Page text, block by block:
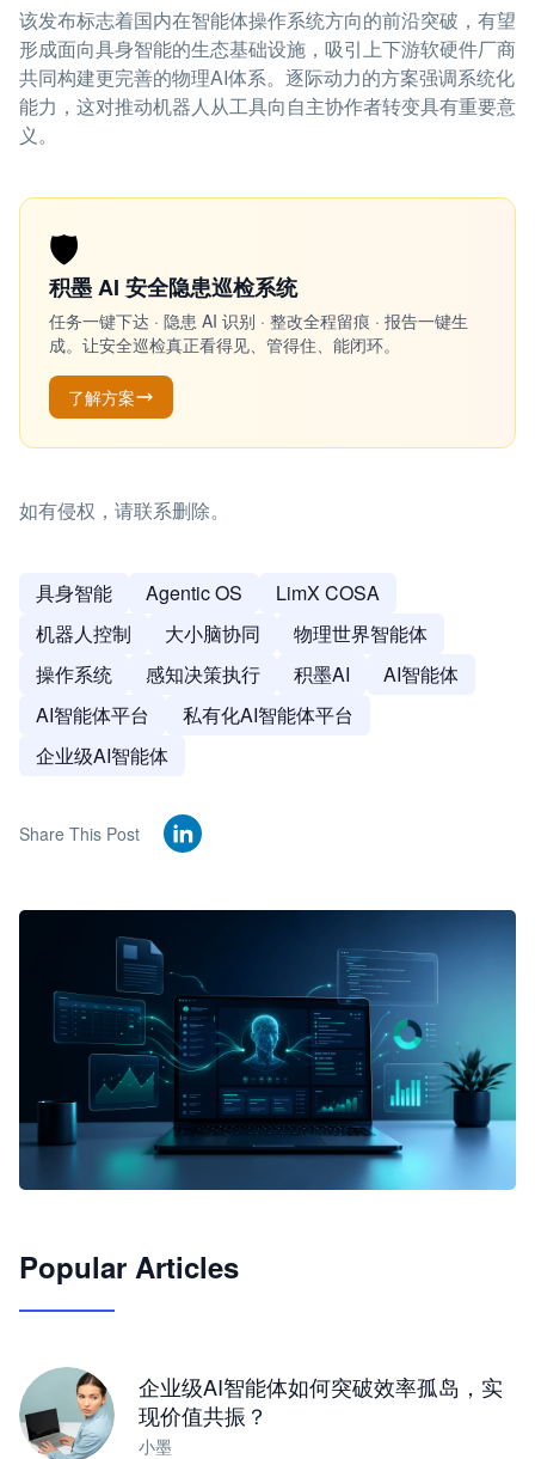
该发布标志着国内在智能体操作系统方向的前沿突破，有望
形成面向具身智能的生态基础设施，吸引上下游软硬件厂商
共同构建更完善的物理AI体系。逐际动力的方案强调系统化
能力，这对推动机器人从工具向自主协作者转变具有重要意
义。
🛡️
积墨 AI 安全隐患巡检系统
任务一键下达 · 隐患 AI 识别 · 整改全程留痕 · 报告一键生
成。让安全巡检真正看得见、管得住、能闭环。
了解方案
如有侵权，请联系删除。
具身智能 Agentic OS
LimX COSA
机器人控制
大小脑协同
物理世界智能体
操作系统
感知决策执行 积墨AI
AI智能体
AI智能体平台
私有化AI智能体平台
企业级AI智能体
Share This Post
JimoClaw 桌面 AI Agent 工作台
Popular Articles
企业级AI智能体如何突破效率孤岛，实
现价值共振？
小墨